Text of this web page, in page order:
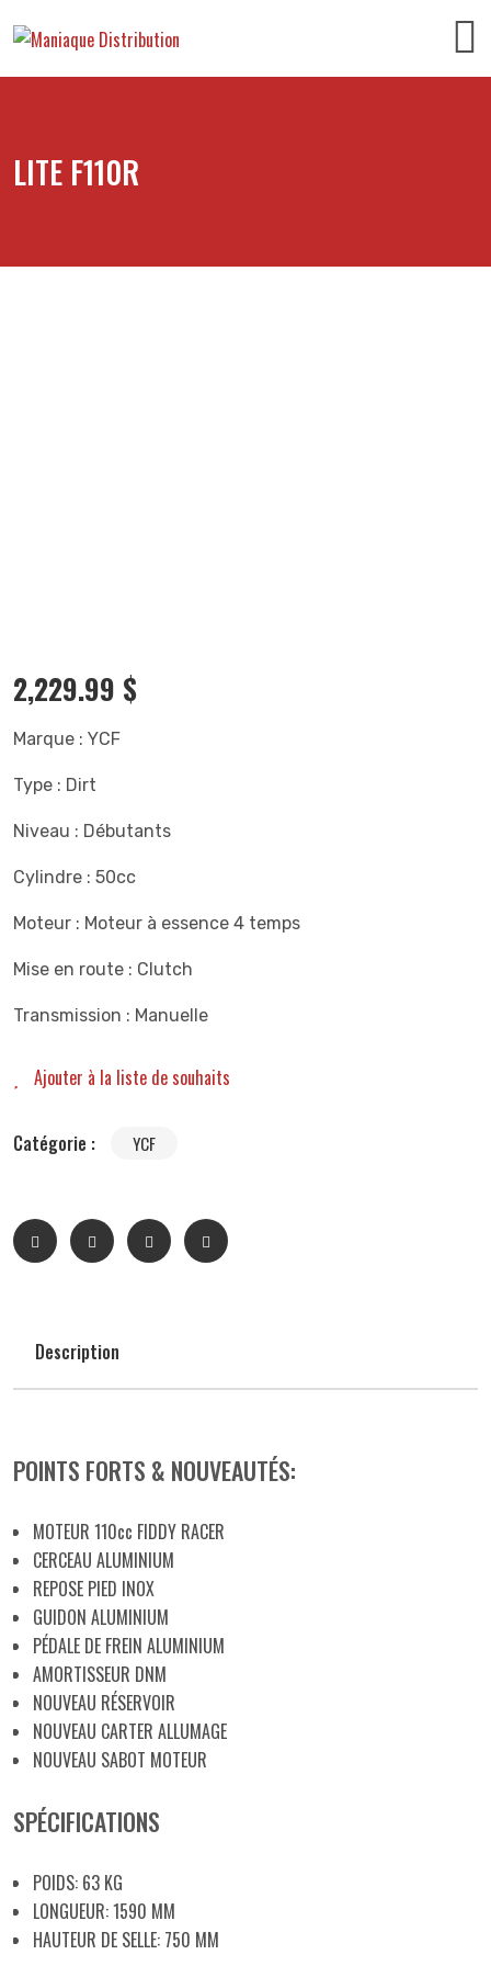
LITE F110R
2,229.99 $
Marque : YCF
Type : Dirt
Niveau : Débutants
Cylindre : 50cc
Moteur : Moteur à essence 4 temps
Mise en route : Clutch
Transmission : Manuelle
Ajouter à la liste de souhaits
Catégorie : YCF
Description
POINTS FORTS & NOUVEAUTÉS:
MOTEUR 110cc FIDDY RACER
CERCEAU ALUMINIUM
REPOSE PIED INOX
GUIDON ALUMINIUM
PÉDALE DE FREIN ALUMINIUM
AMORTISSEUR DNM
NOUVEAU RÉSERVOIR
NOUVEAU CARTER ALLUMAGE
NOUVEAU SABOT MOTEUR
SPÉCIFICATIONS
POIDS: 63 KG
LONGUEUR: 1590 MM
HAUTEUR DE SELLE: 750 MM